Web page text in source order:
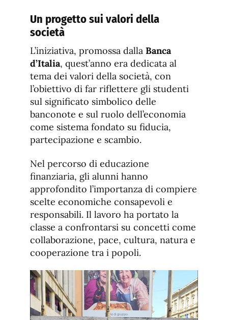
Un progetto sui valori della
società
L’iniziativa, promossa dalla Banca
d’Italia, quest’anno era dedicata al
tema dei valori della società, con
l’obiettivo di far riflettere gli studenti
sul significato simbolico delle
banconote e sul ruolo dell’economia
come sistema fondato su fiducia,
partecipazione e scambio.
Nel percorso di educazione
finanziaria, gli alunni hanno
approfondito l’importanza di compiere
scelte economiche consapevoli e
responsabili. Il lavoro ha portato la
classe a confrontarsi su concetti come
collaborazione, pace, cultura, natura e
cooperazione tra i popoli.